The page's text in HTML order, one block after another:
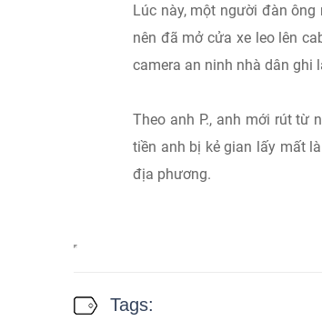
Lúc này, một người đàn
nên đã mở cửa xe leo lên
camera an ninh nhà dân ghi
Theo anh P., anh mới rút từ
tiền anh bị kẻ gian lấy mất
địa phương.
Tags: